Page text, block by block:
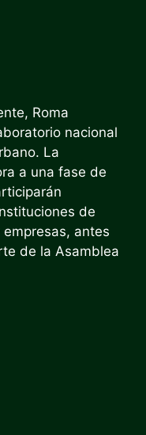
Roma
nacional
La
a una fase de
de
antes
de la Asamblea